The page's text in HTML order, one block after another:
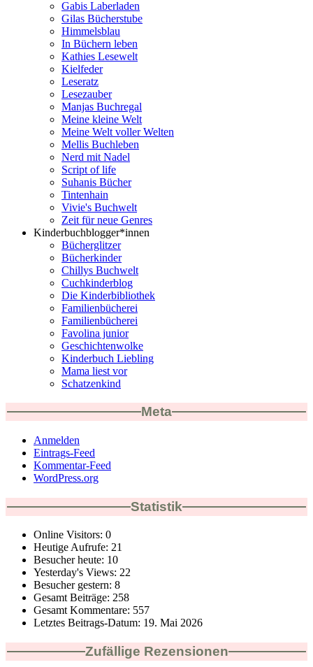
Gabis Laberladen
Gilas Bücherstube
Himmelsblau
In Büchern leben
Kathies Lesewelt
Kielfeder
Leseratz
Lesezauber
Manjas Buchregal
Meine kleine Welt
Meine Welt voller Welten
Mellis Buchleben
Nerd mit Nadel
Script of life
Suhanis Bücher
Tintenhain
Vivie's Buchwelt
Zeit für neue Genres
Kinderbuchblogger*innen
Bücherglitzer
Bücherkinder
Chillys Buchwelt
Cuchkinderblog
Die Kinderbibliothek
Familienbücherei
Familienbücherei
Favolina junior
Geschichtenwolke
Kinderbuch Liebling
Mama liest vor
Schatzenkind
Meta
Anmelden
Eintrags-Feed
Kommentar-Feed
WordPress.org
Statistik
Online Visitors: 0
Heutige Aufrufe: 21
Besucher heute: 10
Yesterday's Views: 22
Besucher gestern: 8
Gesamt Beiträge: 258
Gesamt Kommentare: 557
Letztes Beitrags-Datum: 19. Mai 2026
Zufällige Rezensionen